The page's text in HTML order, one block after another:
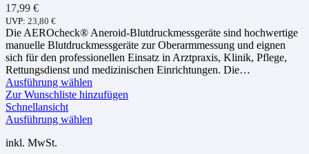
17,99 €
UVP: 23,80 €
Die AEROcheck® Aneroid-Blutdruckmessgeräte sind hochwertige
manuelle Blutdruckmessgeräte zur Oberarmmessung und eignen
sich für den professionellen Einsatz in Arztpraxis, Klinik, Pflege,
Rettungsdienst und medizinischen Einrichtungen. Die…
Ausführung wählen
Produkt
Zur Wunschliste hinzufügen
Schnellansicht
Ausführung wählen
inkl. MwSt.